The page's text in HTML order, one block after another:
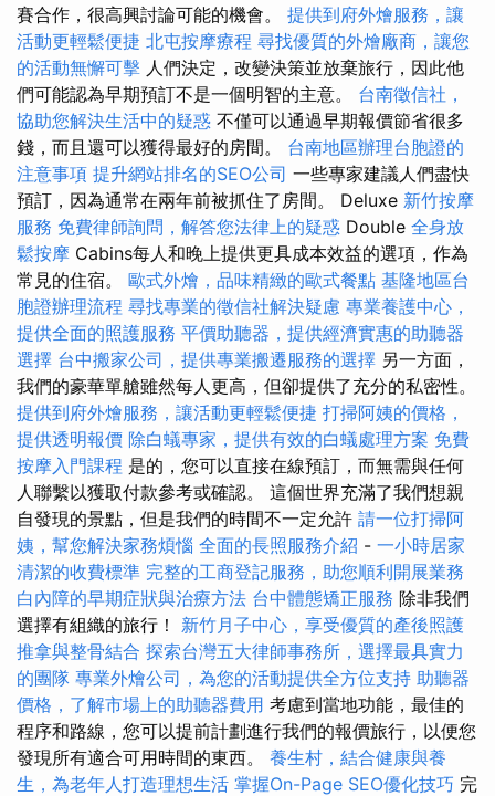
賽合作，很高興討論可能的機會。 提供到府外燴服務，讓
活動更輕鬆便捷 北屯按摩療程 尋找優質的外燴廠商，讓您
的活動無懈可擊 人們決定，改變決策並放棄旅行，因此他
們可能認為早期預訂不是一個明智的主意。 台南徵信社，
協助您解決生活中的疑惑 不僅可以通過早期報價節省很多
錢，而且還可以獲得最好的房間。 台南地區辦理台胞證的
注意事項 提升網站排名的SEO公司 一些專家建議人們盡快
預訂，因為通常在兩年前被抓住了房間。 Deluxe 新竹按摩
服務 免費律師詢問，解答您法律上的疑惑 Double 全身放
鬆按摩 Cabins每人和晚上提供更具成本效益的選項，作為
常見的住宿。 歐式外燴，品味精緻的歐式餐點 基隆地區台
胞證辦理流程 尋找專業的徵信社解決疑慮 專業養護中心，
提供全面的照護服務 平價助聽器，提供經濟實惠的助聽器
選擇 台中搬家公司，提供專業搬遷服務的選擇 另一方面，
我們的豪華單艙雖然每人更高，但卻提供了充分的私密性。
提供到府外燴服務，讓活動更輕鬆便捷 打掃阿姨的價格，
提供透明報價 除白蟻專家，提供有效的白蟻處理方案 免費
按摩入門課程 是的，您可以直接在線預訂，而無需與任何
人聯繫以獲取付款參考或確認。 這個世界充滿了我們想親
自發現的景點，但是我們的時間不一定允許 請一位打掃阿
姨，幫您解決家務煩惱 全面的長照服務介紹 - 一小時居家
清潔的收費標準 完整的工商登記服務，助您順利開展業務
白內障的早期症狀與治療方法 台中體態矯正服務 除非我們
選擇有組織的旅行！ 新竹月子中心，享受優質的產後照護
推拿與整骨結合 探索台灣五大律師事務所，選擇最具實力
的團隊 專業外燴公司，為您的活動提供全方位支持 助聽器
價格，了解市場上的助聽器費用 考慮到當地功能，最佳的
程序和路線，您可以提前計劃進行我們的報價旅行，以便您
發現所有適合可用時間的東西。 養生村，結合健康與養
生，為老年人打造理想生活 掌握On-Page SEO優化技巧 完